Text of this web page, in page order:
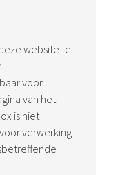
website te
voor
van het
is niet
verwerking